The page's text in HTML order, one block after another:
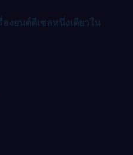
งยนต์ดีเซลหนึ่งเดียวใน